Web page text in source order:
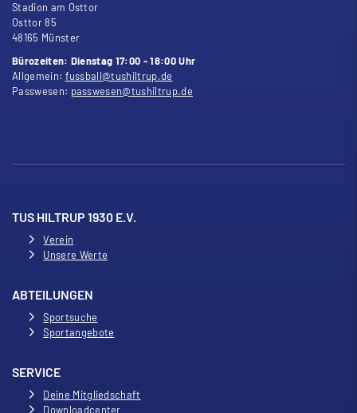
Stadion am Osttor
Osttor 85
48165 Münster
Bürozeiten: Dienstag 17:00 - 18:00 Uhr
Allgemein: fussball@tushiltrup.de
Passwesen: passwesen@tushiltrup.de
TUS HILTRUP 1930 E.V.
Verein
Unsere Werte
ABTEILUNGEN
Sportsuche
Sportangebote
SERVICE
Deine Mitgliedschaft
Downloadcenter